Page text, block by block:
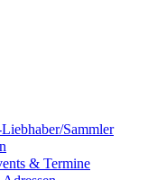
Sammler
& Termine